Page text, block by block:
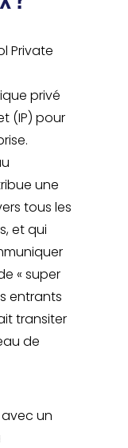
Private
privé
(IP) pour
une
tous les
et qui
« super
entrants
transiter
de
un